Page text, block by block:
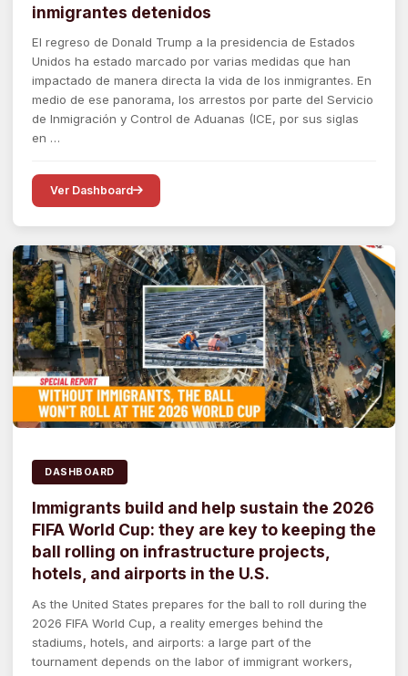
inmigrantes detenidos
El regreso de Donald Trump a la presidencia de Estados
Unidos ha estado marcado por varias medidas que han
impactado de manera directa la vida de los inmigrantes. En
medio de ese panorama, los arrestos por parte del Servicio
de Inmigración y Control de Aduanas (ICE, por sus siglas
en …
Ver Dashboard
DASHBOARD
Immigrants build and help sustain the 2026
FIFA World Cup: they are key to keeping the
ball rolling on infrastructure projects,
hotels, and airports in the U.S.
As the United States prepares for the ball to roll during the
2026 FIFA World Cup, a reality emerges behind the
stadiums, hotels, and airports: a large part of the
tournament depends on the labor of immigrant workers,